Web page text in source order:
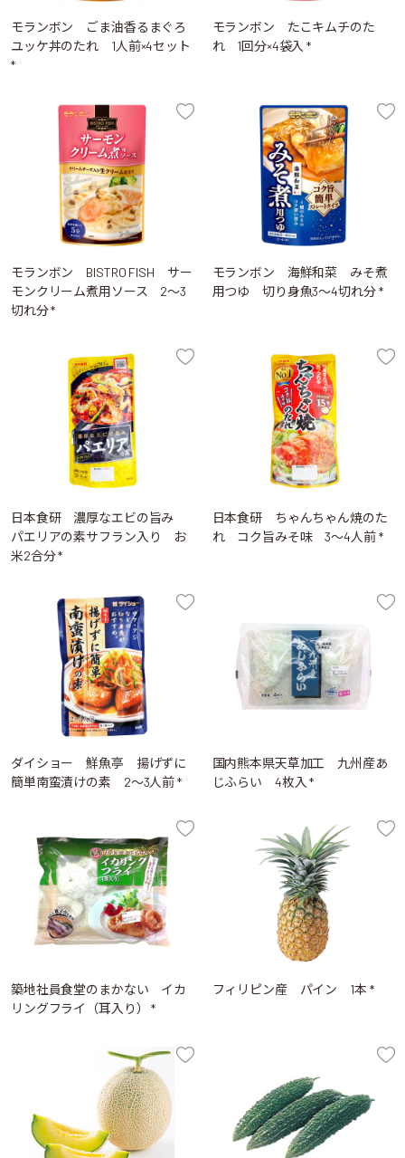
モランボン ごま油香るまぐろ
ユッケ丼のたれ 1人前×4セット
*
モランボン たこキムチのた
れ 1回分×4袋入 *
モランボン BISTRO FISH サー
モンクリーム煮用ソース 2～3
切れ分 *
モランボン 海鮮和菜 みそ煮
用つゆ 切り身魚3～4切れ分 *
日本食研 濃厚なエビの旨み
パエリアの素サフラン入り お
米2合分 *
日本食研 ちゃんちゃん焼のた
れ コク旨みそ味 3～4人前 *
ダイショー 鮮魚亭 揚げずに
簡単南蛮漬けの素 2～3人前 *
国内熊本県天草加工 九州産あ
じふらい 4枚入 *
築地社員食堂のまかない イカ
リングフライ（耳入り） *
フィリピン産 パイン 1本 *